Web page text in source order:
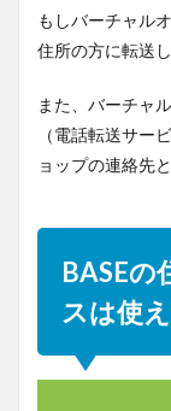
もしバーチャル
住所の方に転送
また、バーチャ
（電話転送サー
ョップの連絡先
BASEの
スは使